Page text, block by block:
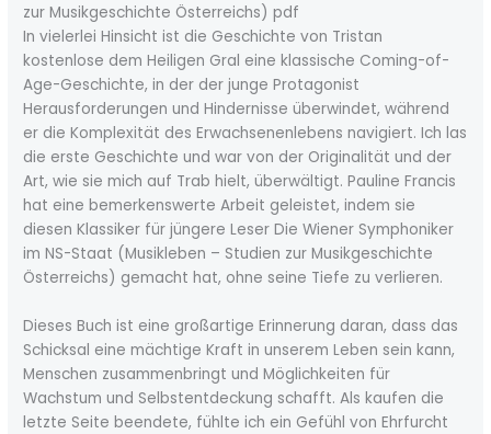
zur Musikgeschichte Österreichs) pdf
In vielerlei Hinsicht ist die Geschichte von Tristan
kostenlose dem Heiligen Gral eine klassische Coming-of-
Age-Geschichte, in der der junge Protagonist
Herausforderungen und Hindernisse überwindet, während
er die Komplexität des Erwachsenenlebens navigiert. Ich las
die erste Geschichte und war von der Originalität und der
Art, wie sie mich auf Trab hielt, überwältigt. Pauline Francis
hat eine bemerkenswerte Arbeit geleistet, indem sie
diesen Klassiker für jüngere Leser Die Wiener Symphoniker
im NS-Staat (Musikleben – Studien zur Musikgeschichte
Österreichs) gemacht hat, ohne seine Tiefe zu verlieren.
Dieses Buch ist eine großartige Erinnerung daran, dass das
Schicksal eine mächtige Kraft in unserem Leben sein kann,
Menschen zusammenbringt und Möglichkeiten für
Wachstum und Selbstentdeckung schafft. Als kaufen die
letzte Seite beendete, fühlte ich ein Gefühl von Ehrfurcht